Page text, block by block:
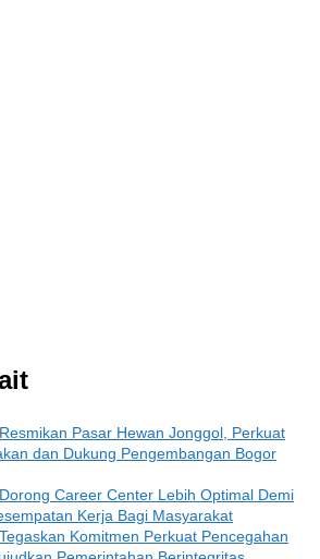
Pasar Hewan Jonggol, Perkuat
dan Dukung Pengembangan Bogor
Career Center Lebih Optimal Demi
Kerja Bagi Masyarakat
Komitmen Perkuat Pencegahan